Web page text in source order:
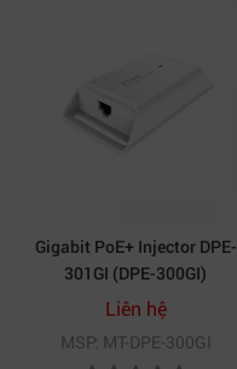
Gigabit PoE+ Injector DPE-
301GI (DPE-300GI)
Liên hệ
MSP: MT-DPE-300GI